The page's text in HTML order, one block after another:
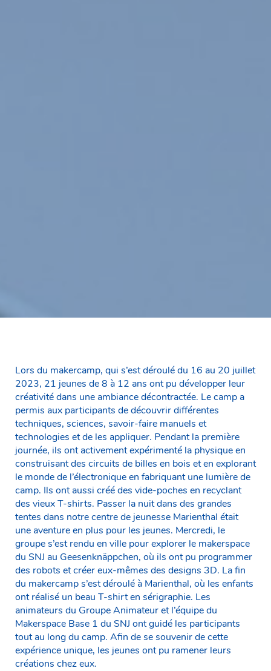
Lors du makercamp, qui s’est déroulé du 16 au 20 juillet
2023, 21 jeunes de 8 à 12 ans ont pu développer leur
créativité dans une ambiance décontractée. Le camp a
permis aux participants de découvrir différentes
techniques, sciences, savoir-faire manuels et
technologies et de les appliquer. Pendant la première
journée, ils ont activement expérimenté la physique en
construisant des circuits de billes en bois et en explorant
le monde de l’électronique en fabriquant une lumière de
camp. Ils ont aussi créé des vide-poches en recyclant
des vieux T-shirts. Passer la nuit dans des grandes
tentes dans notre centre de jeunesse Marienthal était
une aventure en plus pour les jeunes. Mercredi, le
groupe s’est rendu en ville pour explorer le makerspace
du SNJ au Geesenknäppchen, où ils ont pu programmer
des robots et créer eux-mêmes des designs 3D. La fin
du makercamp s’est déroulé à Marienthal, où les enfants
ont réalisé un beau T-shirt en sérigraphie. Les
animateurs du Groupe Animateur et l’équipe du
Makerspace Base 1 du SNJ ont guidé les participants
tout au long du camp. Afin de se souvenir de cette
expérience unique, les jeunes ont pu ramener leurs
créations chez eux.